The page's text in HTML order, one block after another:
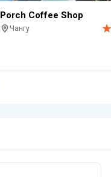
Porch Coffee Shop
Чангу